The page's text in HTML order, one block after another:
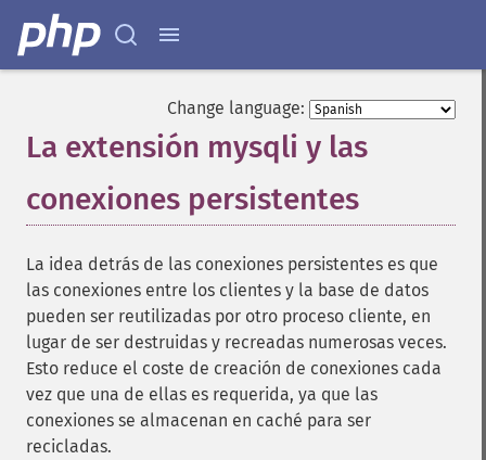
Change language:
La extensión mysqli y las
conexiones persistentes
La idea detrás de las conexiones persistentes es que
las conexiones entre los clientes y la base de datos
pueden ser reutilizadas por otro proceso cliente, en
lugar de ser destruidas y recreadas numerosas veces.
Esto reduce el coste de creación de conexiones cada
vez que una de ellas es requerida, ya que las
conexiones se almacenan en caché para ser
recicladas.